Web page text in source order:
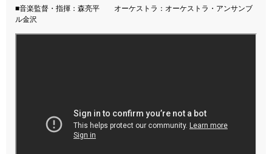
■音楽監督・指揮：森亮平 オーケストラ：オーケストラ・アンサンブ
ル金沢